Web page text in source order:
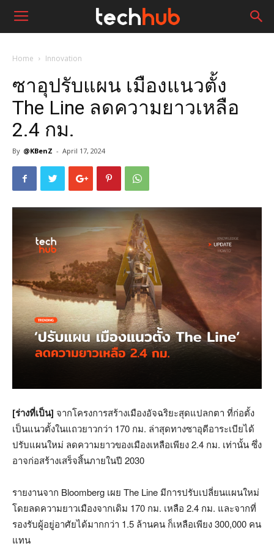
Home Innovation
ซาอุปรับแผน เมืองแนวตั้ง
The Line ลดความยาวเหลือ
2.4 กม.
By @KBenZ - April 17, 2024
[ร่างที่เป็น] จากโครงการสร้างเมืองอัจฉริยะสุดแปลกตา ที่ก่อตั้ง
เป็นแนวตั้งในแถวยาวกว่า 170 กม. ล่าสุดทางซาอุดีอาระเบียได้
ปรับแผนใหม่ ลดความยาวของเมืองเหลือเพียง 2.4 กม. เท่านั้น ซึ่ง
อาจก่อสร้างเสร็จสิ้นภายในปี 2030
รายงานจาก Bloomberg เผย The Line มีการปรับเปลี่ยนแผนใหม่
โดยลดความยาวเมืองจากเดิม 170 กม. เหลือ 2.4 กม. และจากที่
รองรับผู้อยู่อาศัยได้มากกว่า 1.5 ล้านคน ก็เหลือเพียง 300,000 คน
แทน